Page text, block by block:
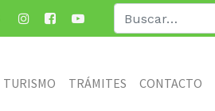
TURISMO TRÁMITES CONTACTO